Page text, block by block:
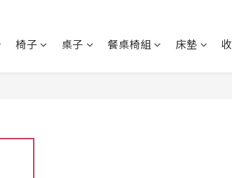
椅子 桌子 餐桌椅組 床墊